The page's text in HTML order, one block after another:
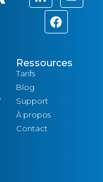
Ressources
Tarifs
Blog
Support
À propos
Contact